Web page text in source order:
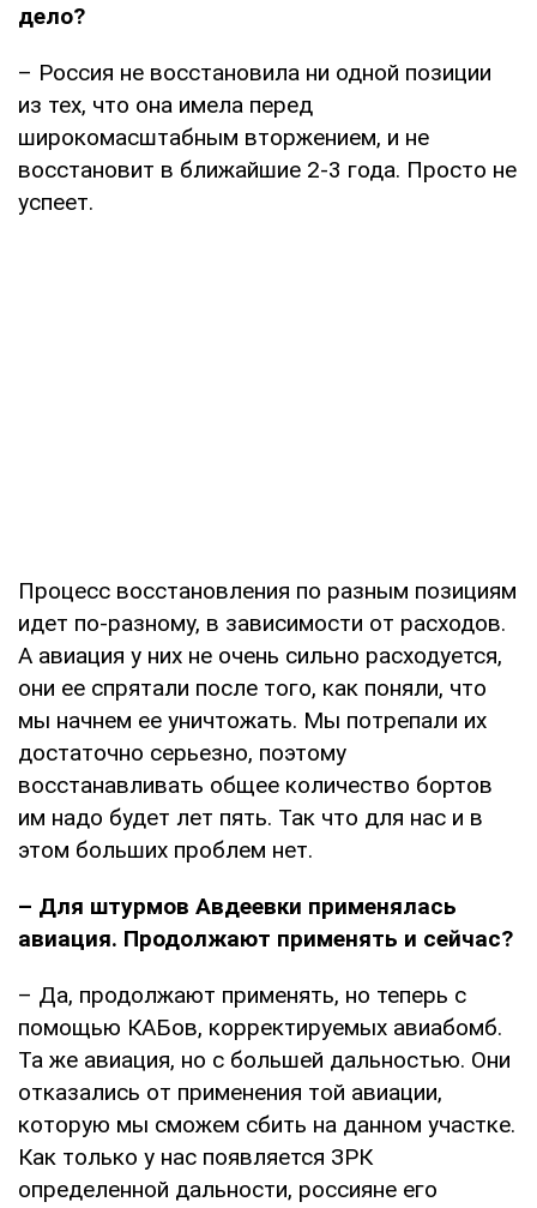
дело?
– Россия не восстановила ни одной позиции
из тех, что она имела перед
широкомасштабным вторжением, и не
восстановит в ближайшие 2-3 года. Просто не
успеет.
Процесс восстановления по разным позициям
идет по-разному, в зависимости от расходов.
А авиация у них не очень сильно расходуется,
они ее спрятали после того, как поняли, что
мы начнем ее уничтожать. Мы потрепали их
достаточно серьезно, поэтому
восстанавливать общее количество бортов
им надо будет лет пять. Так что для нас и в
этом больших проблем нет.
– Для штурмов Авдеевки применялась
авиация. Продолжают применять и сейчас?
– Да, продолжают применять, но теперь с
помощью КАБов, корректируемых авиабомб.
Та же авиация, но с большей дальностью. Они
отказались от применения той авиации,
которую мы сможем сбить на данном участке.
Как только у нас появляется ЗРК
определенной дальности, россияне его